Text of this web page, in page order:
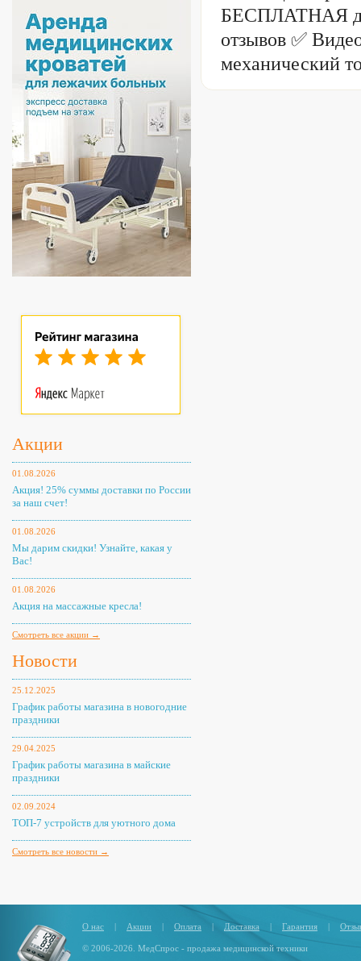
Акции
01.08.2026
Акция! 25% суммы доставки по России
за наш счет!
01.08.2026
Мы дарим скидки! Узнайте, какая у
Вас!
01.08.2026
Акция на массажные кресла!
Смотреть все акции →
Новости
25.12.2025
График работы магазина в новогодние
праздники
29.04.2025
График работы магазина в майские
праздники
02.09.2024
ТОП-7 устройств для уютного дома
Смотреть все новости →
БЕСПЛАТНАЯ
отзывов ✅
механический
О нас | Акции | Оплата | Доставка | Гарантия |
© 2006-2026. МедСпрос - продажа медицинской техники